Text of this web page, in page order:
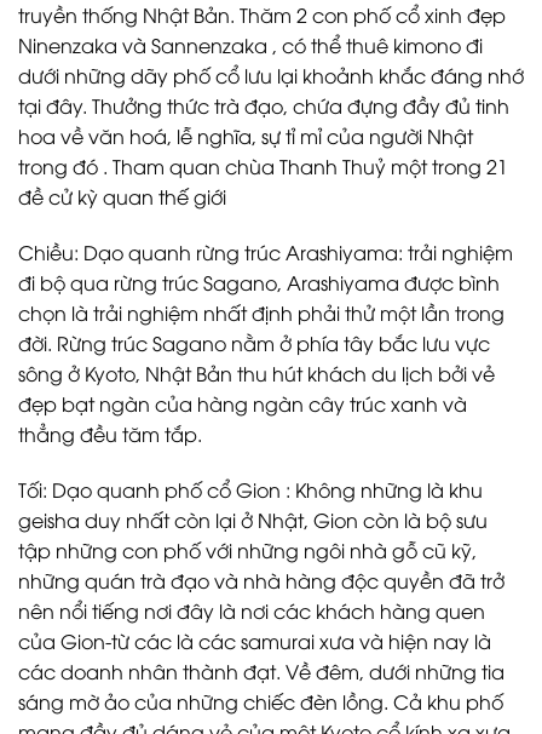
truyền thống Nhật Bản. Thăm 2 con phố cổ xinh đẹp
Ninenzaka và Sannenzaka , có thể thuê kimono đi
dưới những dãy phố cổ lưu lại khoảnh khắc đáng nhớ
tại đây. Thưởng thức trà đạo, chứa đựng đầy đủ tinh
hoa về văn hoá, lễ nghĩa, sự tỉ mỉ của người Nhật
trong đó . Tham quan chùa Thanh Thuỷ một trong 21
đề cử kỳ quan thế giới
Chiều: Dạo quanh rừng trúc Arashiyama: trải nghiệm
đi bộ qua rừng trúc Sagano, Arashiyama được bình
chọn là trải nghiệm nhất định phải thử một lần trong
đời. Rừng trúc Sagano nằm ở phía tây bắc lưu vực
sông ở Kyoto, Nhật Bản thu hút khách du lịch bởi vẻ
đẹp bạt ngàn của hàng ngàn cây trúc xanh và
thẳng đều tăm tắp.
Tối: Dạo quanh phố cổ Gion : Không những là khu
geisha duy nhất còn lại ở Nhật, Gion còn là bộ sưu
tập những con phố với những ngôi nhà gỗ cũ kỹ,
những quán trà đạo và nhà hàng độc quyền đã trở
nên nổi tiếng nơi đây là nơi các khách hàng quen
của Gion-từ các là các samurai xưa và hiện nay là
các doanh nhân thành đạt. Về đêm, dưới những tia
sáng mờ ảo của những chiếc đèn lồng. Cả khu phố